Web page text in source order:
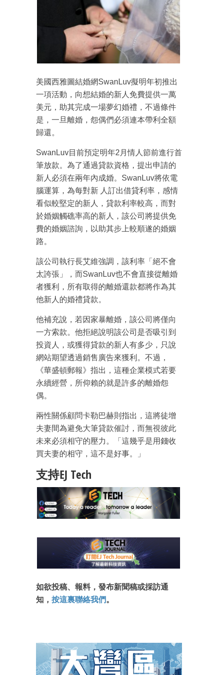
美國西雅圖結婚網SwanLuv擬明年初推出
一項活動，向想結婚的新人免費提供一萬
美元，助其完成一場夢幻婚禮，不過條件
是，一旦離婚，怨偶們必須連本帶利全額
歸還。
SwanLuv目前預定明年2月情人節前進行首
筆放款。為了通過貸款資格，提出申請的
新人必須在兩年內成婚。SwanLuv將依電
腦運算，為每對新 人訂出借貸利率，感情
看似較堅定的新人，貸款利率較高，而對
於婚姻觸礁率高的新人，該公司將提供免
費的婚姻諮詢，以助其步上較順遂的婚姻
路。
該公司執行長艾維強調，該利率「絕不會
太誇張」，而SwanLuv也不會直接從離婚
者獲利，所有取得的離婚還款都將作為其
他新人的婚禮貸款。
他補充說，若因家暴離婚，該公司將僅向
一方索款。他拒絕說明該公司是否吸引到
投資人，或獲得貸款的新人有多少，只說
網站期望透過銷售廣告來獲利。不過，
《華盛頓郵報》指出，這種企業模式若要
永續經營，所仰賴的就是許多的離婚怨
偶。
兩性關係顧問卡勒巴赫則指出，這將徒增
夫妻間為避免大筆貸款催討，而無視彼此
未來必須相守的壓力。「這幾乎是用錢收
買夫妻的相守，這不是好事。」
支持EJ Tech
如欲投稿、報料，發布新聞稿或採訪通
知， 按這裏聯絡我們。
成為 EJ Tech 會員